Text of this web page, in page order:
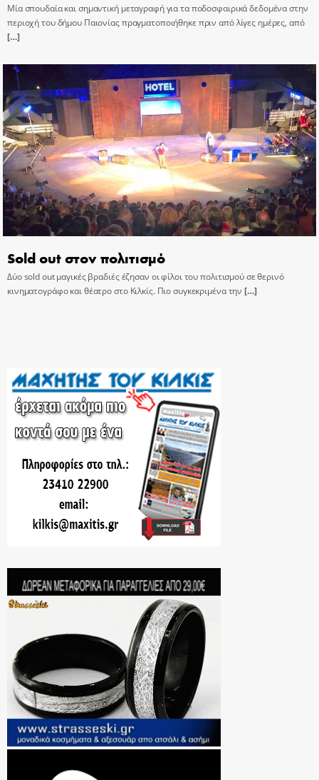
Μία σπουδαία και σημαντική μεταγραφή για τα ποδοσφαιρικά δεδομένα στην
περιοχή του δήμου Παιονίας πραγματοποιήθηκε πριν από λίγες ημέρες, από
[…]
Sold out στον πολιτισμό
Δύο sold out μαγικές βραδιές έζησαν οι φίλοι του πολιτισμού σε θερινό
κινηματογράφο και θέατρο στο Κιλκίς. Πιο συγκεκριμένα την […]